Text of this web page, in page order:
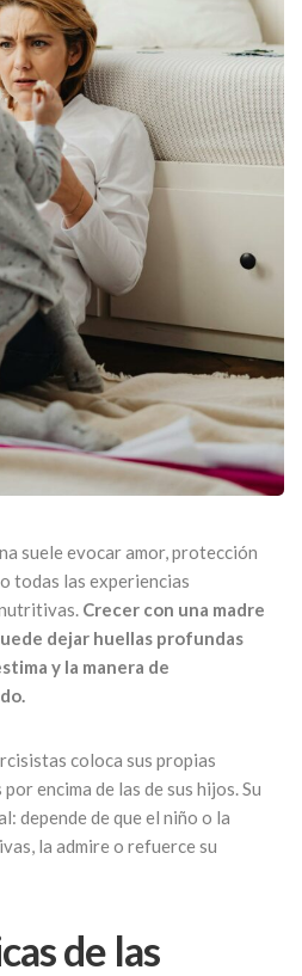
suele evocar amor, protección
todas las experiencias
Crecer con una madre
dejar huellas profundas
y la manera de
coloca sus propias
encima de las de sus hijos. Su
depende de que el niño o la
la admire o refuerce su
de las